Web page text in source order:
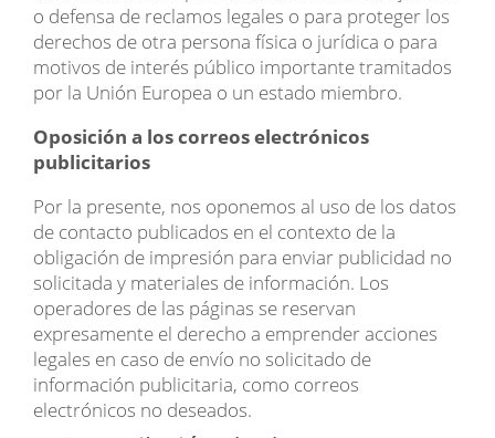
o defensa de reclamos legales o para proteger los
derechos de otra persona física o jurídica o para
motivos de interés público importante tramitados
por la Unión Europea o un estado miembro.
Oposición a los correos electrónicos
publicitarios
Por la presente, nos oponemos al uso de los datos
de contacto publicados en el contexto de la
obligación de impresión para enviar publicidad no
solicitada y materiales de información. Los
operadores de las páginas se reservan
expresamente el derecho a emprender acciones
legales en caso de envío no solicitado de
información publicitaria, como correos
electrónicos no deseados.